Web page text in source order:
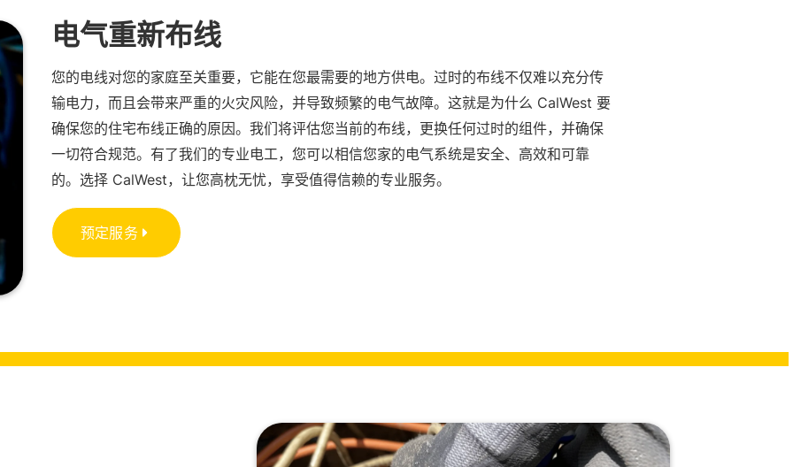
电气重新布线
您的电线对您的家庭至关重要，它能在您最需要的地方供电。过时的布线不仅难以充分传
输电力，而且会带来严重的火灾风险，并导致频繁的电气故障。这就是为什么 CalWest 要
确保您的住宅布线正确的原因。我们将评估您当前的布线，更换任何过时的组件，并确保
一切符合规范。有了我们的专业电工，您可以相信您家的电气系统是安全、高效和可靠
的。选择 CalWest，让您高枕无忧，享受值得信赖的专业服务。
预定服务